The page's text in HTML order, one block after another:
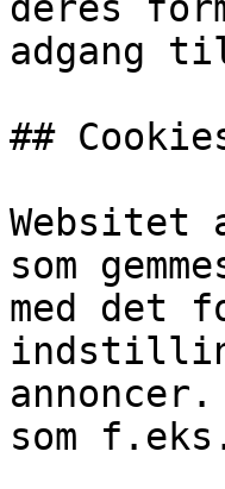
adgang
##
Websitet
som
med det
som